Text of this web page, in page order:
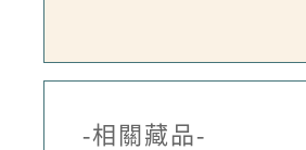
-相關藏品-